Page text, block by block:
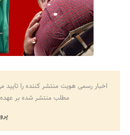
اخبار رسمی هویت منتشر کننده را
مطلب منتشر شده بر